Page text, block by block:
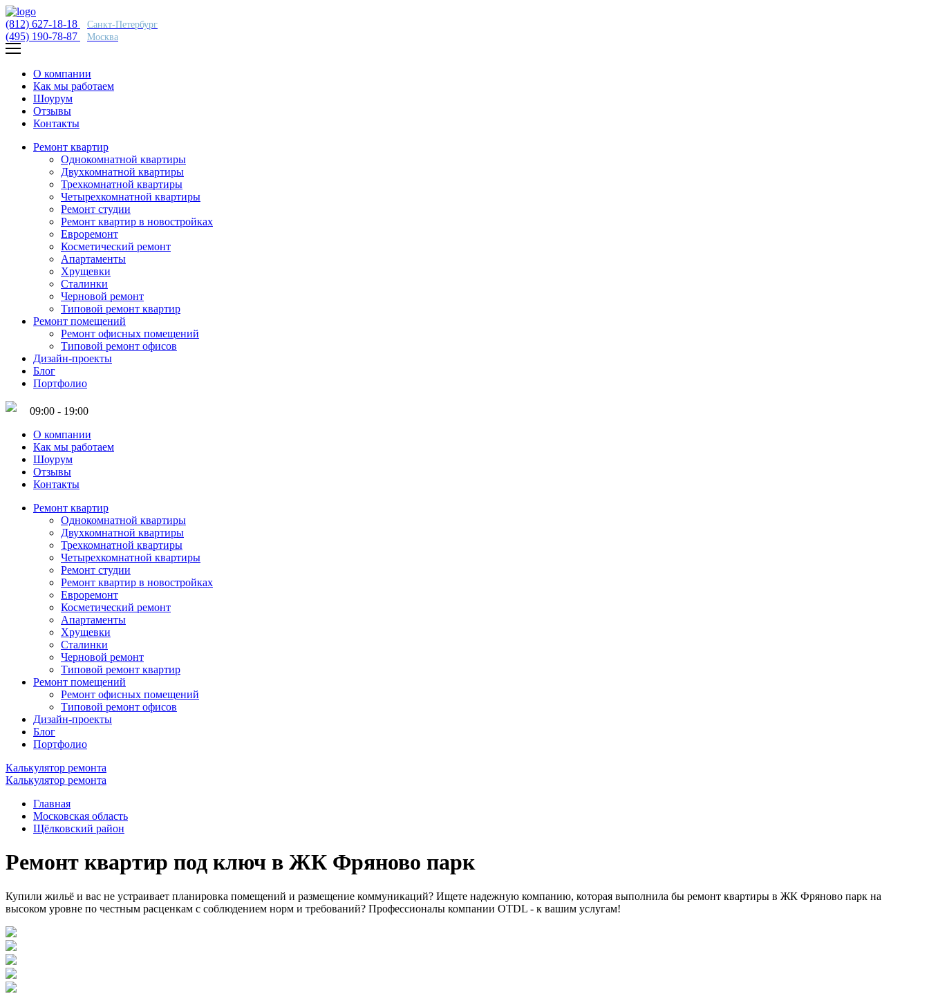
(812) 627-18-18 Санкт-Петербург
(495) 190-78-87 Москва
О компании
Как мы работаем
Шоурум
Отзывы
Контакты
Ремонт квартир
Однокомнатной квартиры
Двухкомнатной квартиры
Трехкомнатной квартиры
Четырехкомнатной квартиры
Ремонт студии
Ремонт квартир в новостройках
Евроремонт
Косметический ремонт
Апартаменты
Хрущевки
Сталинки
Черновой ремонт
Типовой ремонт квартир
Ремонт помещений
Ремонт офисных помещений
Типовой ремонт офисов
Дизайн-проекты
Блог
Портфолио
09:00 - 19:00
О компании
Как мы работаем
Шоурум
Отзывы
Контакты
Ремонт квартир
Однокомнатной квартиры
Двухкомнатной квартиры
Трехкомнатной квартиры
Четырехкомнатной квартиры
Ремонт студии
Ремонт квартир в новостройках
Евроремонт
Косметический ремонт
Апартаменты
Хрущевки
Сталинки
Черновой ремонт
Типовой ремонт квартир
Ремонт помещений
Ремонт офисных помещений
Типовой ремонт офисов
Дизайн-проекты
Блог
Портфолио
Калькулятор ремонта
Калькулятор ремонта
Главная
Московская область
Щёлковский район
Ремонт квартир под ключ в ЖК Фряново парк
Купили жильё и вас не устраивает планировка помещений и размещение коммуникаций? Ищете надежную компанию, которая выполнила бы ремонт квартиры в ЖК Фряново парк на
высоком уровне по честным расценкам с соблюдением норм и требований? Профессионалы компании OTDL - к вашим услугам!